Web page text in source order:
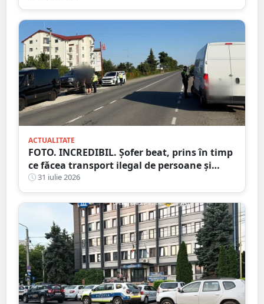
ACTUALITATE
FOTO. INCREDIBIL. Șofer beat, prins în timp
ce făcea transport ilegal de persoane și
reținut
31 iulie 2026